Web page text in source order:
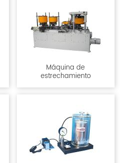
Máquina de
estrechamiento